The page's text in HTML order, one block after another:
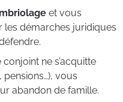
et vous
les démarches juridiques
ne s’acquitte
pensions…), vous
abandon de famille.